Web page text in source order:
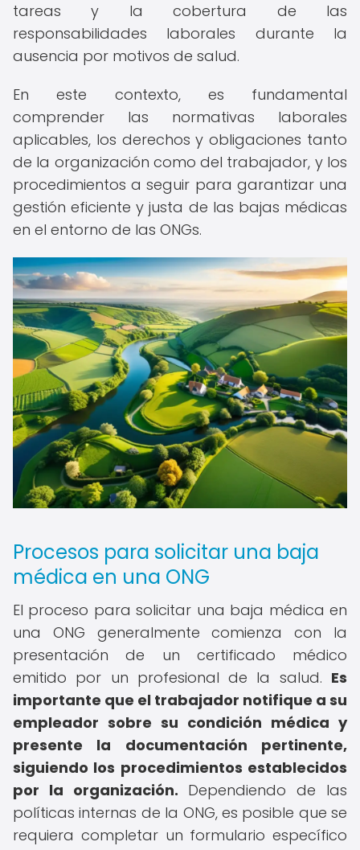
tareas y la cobertura de las
responsabilidades laborales durante la
ausencia por motivos de salud.
En este contexto, es fundamental
comprender las normativas laborales
aplicables, los derechos y obligaciones tanto
de la organización como del trabajador, y los
procedimientos a seguir para garantizar una
gestión eficiente y justa de las bajas médicas
en el entorno de las ONGs.
Procesos para solicitar una baja
médica en una ONG
El proceso para solicitar una baja médica en
una ONG generalmente comienza con la
presentación de un certificado médico
emitido por un profesional de la salud. Es
importante que el trabajador notifique a su
empleador sobre su condición médica y
presente la documentación pertinente,
siguiendo los procedimientos establecidos
por la organización. Dependiendo de las
políticas internas de la ONG, es posible que se
requiera completar un formulario específico